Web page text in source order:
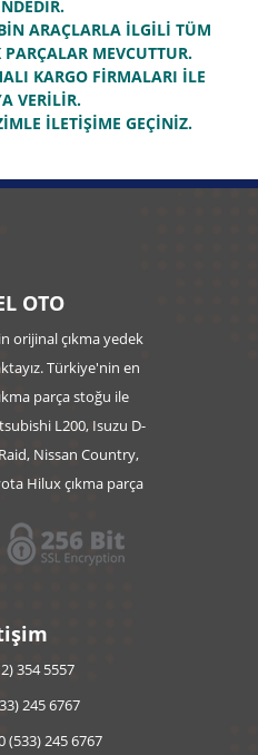
ARAÇLARLA İLGİLİ TÜM
MEVCUTTUR.
KARGO FİRMALARI İLE
VERİLİR.
İLETİŞİME GEÇİNİZ.
OTO
orijinal çıkma yedek
Türkiye'nin en
parça stoğu ile
L200, Isuzu D-
Nissan Country,
Hilux çıkma parça
354 5557
245 6767
(533) 245 6767